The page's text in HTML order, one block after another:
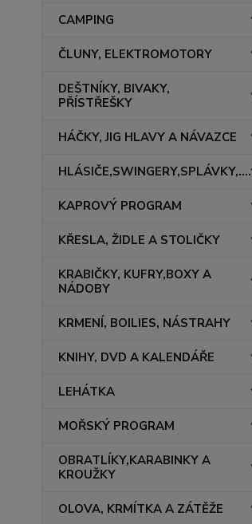
CAMPING
ČLUNY, ELEKTROMOTORY
DEŠTNÍKY, BIVAKY,
PŘÍSTŘEŠKY
HÁČKY, JIG HLAVY A NÁVAZCE
HLÁSIČE,SWINGERY,SPLÁVKY,....
KAPROVÝ PROGRAM
KŘESLA, ŽIDLE A STOLIČKY
KRABIČKY, KUFRY,BOXY A
NÁDOBY
KRMENÍ, BOILIES, NÁSTRAHY
KNIHY, DVD A KALENDÁŘE
LEHÁTKA
MOŘSKÝ PROGRAM
OBRATLÍKY,KARABINKY A
KROUŽKY
OLOVA, KRMÍTKA A ZÁTĚŽE